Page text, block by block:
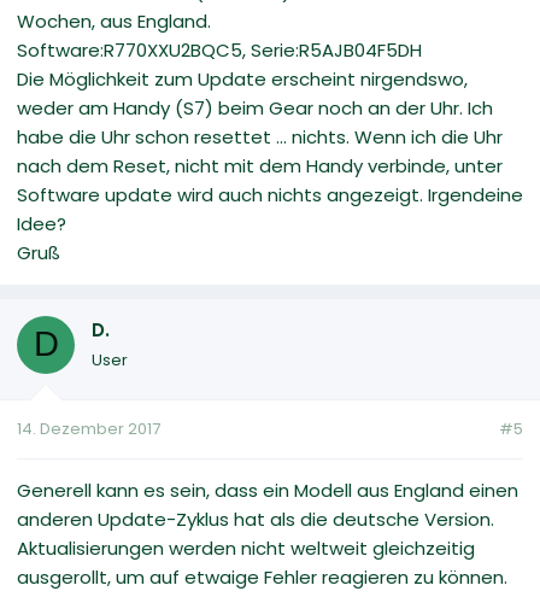
Wochen, aus England.
Software:R770XXU2BQC5, Serie:R5AJB04F5DH
Die Möglichkeit zum Update erscheint nirgendswo,
weder am Handy (S7) beim Gear noch an der Uhr. Ich
habe die Uhr schon resettet ... nichts. Wenn ich die Uhr
nach dem Reset, nicht mit dem Handy verbinde, unter
Software update wird auch nichts angezeigt. Irgendeine
Idee?
Gruß
D D.
User
14. Dezember 2017 #5
Generell kann es sein, dass ein Modell aus England einen
anderen Update-Zyklus hat als die deutsche Version.
Aktualisierungen werden nicht weltweit gleichzeitig
ausgerollt, um auf etwaige Fehler reagieren zu können.